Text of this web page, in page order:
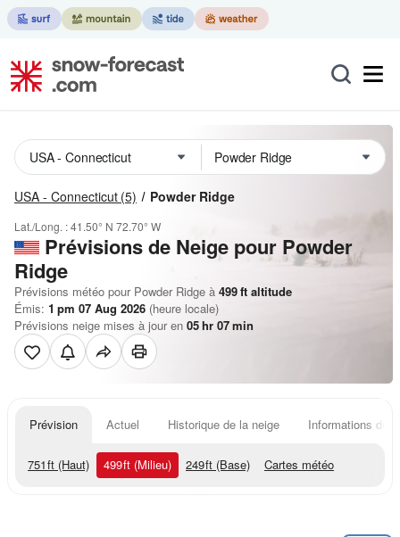
USA - Connecticut (5) Powder Ridge
Lat./Long. :41.50° N 72.70° W
Prévisions de Neige pour Powder
Ridge
Prévisions météo pour Powder Ridge à 499ft altitude
Émis: 1 pm 07 Aug 2026 (heure locale)
Prévisions neige mises à jour en 05hr 07min
Prévision Actuel Historique de la neige Informations du
751ft (Haut) 499ft (Milieu) 249ft (Base) Cartes météo